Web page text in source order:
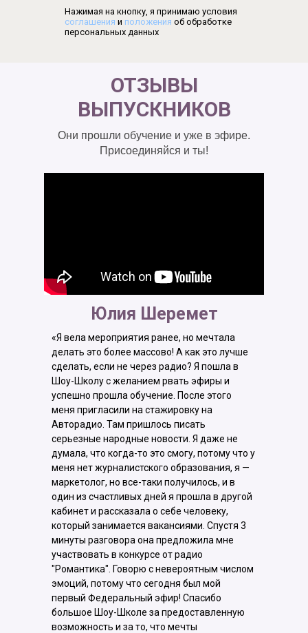
Нажимая на кнопку, я принимаю условия
соглашения и положения об обработке
персональных данных
«Я вела мероприятия ранее, но мечтала
делать это более массово! А как это лучше
сделать, если не через радио? Я пошла в
Шоу-Школу с желанием рвать эфиры и
успешно прошла обучение. После этого
меня пригласили на стажировку на
Авторадио. Там пришлось писать
серьезные народные новости. Я даже не
думала, что когда-то это смогу, потому что у
меня нет журналистского образования, я —
маркетолог, но все-таки получилось, и в
один из счастливых дней я прошла в другой
кабинет и рассказала о себе человеку,
который занимается вакансиями. Спустя 3
минуты разговора она предложила мне
участвовать в конкурсе от радио
"Романтика". Говорю с невероятным числом
эмоций, потому что сегодня был мой
первый Федеральный эфир! Спасибо
большое Шоу-Школе за предоставленную
возможность и за то, что мечты
Юлия Шеремет
ОТЗЫВЫ
ВЫПУСКНИКОВ
Они прошли обучение и уже в эфире.
Присоединяйся и ты!